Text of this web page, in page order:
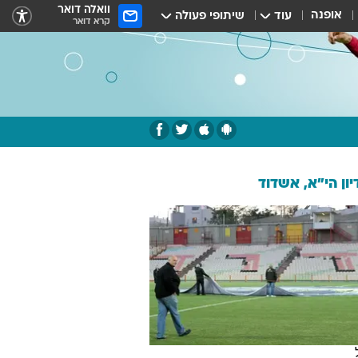
אופנה עוד שיתופי פעולה וואלה דואר
קרא דואר
הי"א, אשדוד